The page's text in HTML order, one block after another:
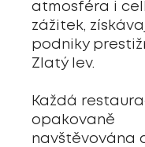
atmosféra i
zážitek,
podniky
Zlatý lev.
Každá
opakovaně
navštěvována